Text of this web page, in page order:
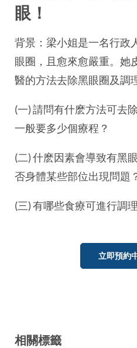
眼！
背景：梁小姐是一名行政
眼圈，且愈來愈嚴重。她
醫的方法去除黑眼圈及調
(一) 請問有什麽方法可去
一般要多少個療程？
(二) 什麽因素會導致有黑
否身體某些部位出現問題
(三) 有哪些食療可進行調
立即預約
相關標籤